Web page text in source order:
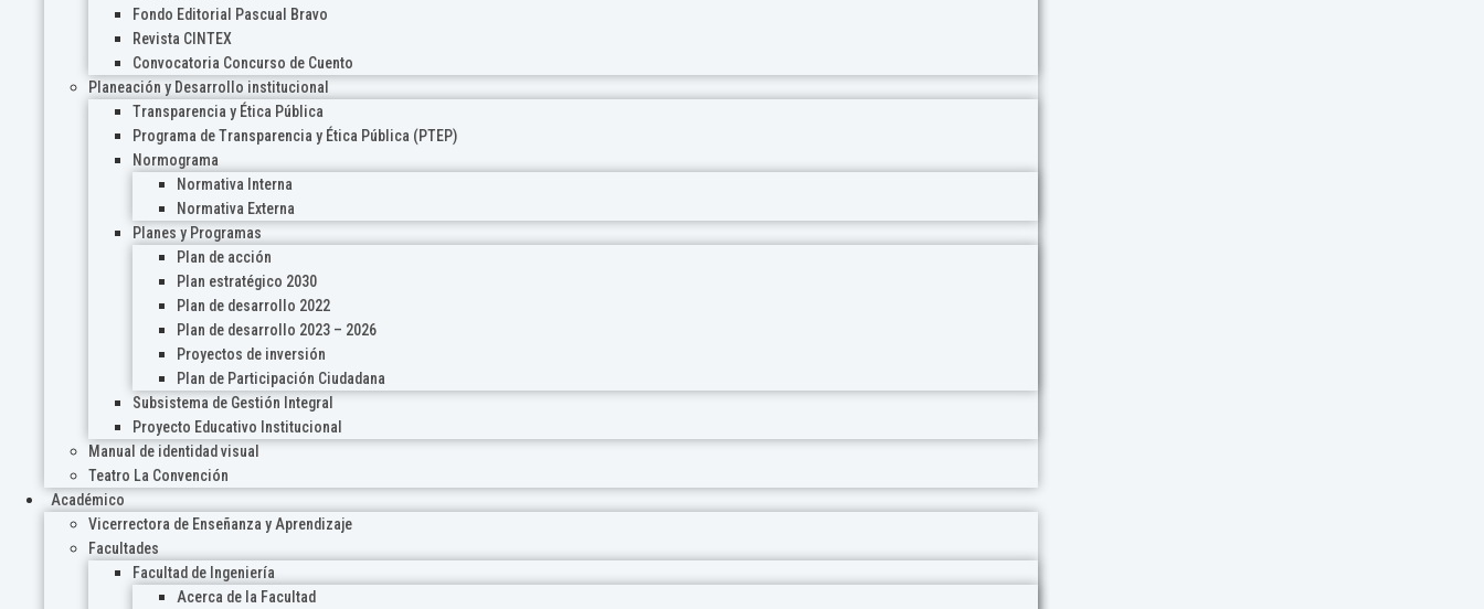
Fondo Editorial Pascual Bravo
Revista CINTEX
Convocatoria Concurso de Cuento
Planeación y Desarrollo institucional
Transparencia y Ética Pública
Programa de Transparencia y Ética Pública (PTEP)
Normograma
Normativa Interna
Normativa Externa
Planes y Programas
Plan de acción
Plan estratégico 2030
Plan de desarrollo 2022
Plan de desarrollo 2023 – 2026
Proyectos de inversión
Plan de Participación Ciudadana
Subsistema de Gestión Integral
Proyecto Educativo Institucional
Manual de identidad visual
Teatro La Convención
Académico
Vicerrectora de Enseñanza y Aprendizaje
Facultades
Facultad de Ingeniería
Acerca de la Facultad